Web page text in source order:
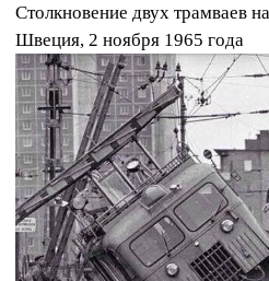
Столкновение двух трамваев
Швеция, 2 ноября 1965 года